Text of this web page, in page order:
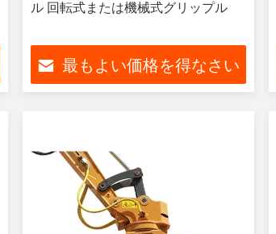
ル 回転式または機械式グリップル
最もよい価格を得なさい